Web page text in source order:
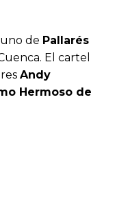
de Pallarés
El cartel
Andy
Hermoso de